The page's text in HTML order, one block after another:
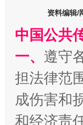
资料编辑/
中国公共
一、 遵守
担法律范
成伤害和
和经济责